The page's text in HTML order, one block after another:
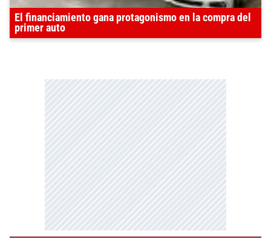
El financiamiento gana protagonismo en la compra del
primer auto